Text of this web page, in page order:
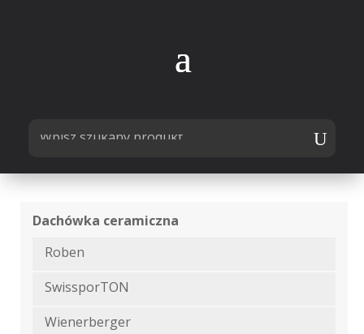
Dachówka ceramiczna
Roben
SwissporTON
Wienerberger